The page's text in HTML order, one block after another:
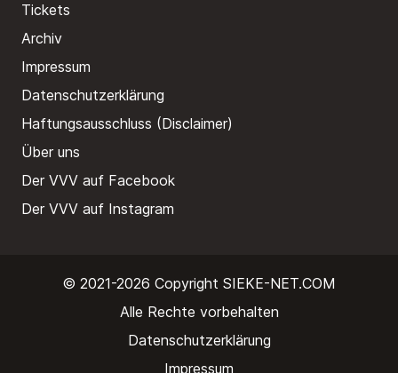
Tickets
Archiv
Impressum
Datenschutzerklärung
Haftungsausschluss (Disclaimer)
Über uns
Der VVV auf Facebook
Der VVV auf Instagram
© 2021-2026 Copyright SIEKE-NET.COM
Alle Rechte vorbehalten
Datenschutzerklärung
Impressum